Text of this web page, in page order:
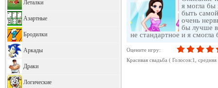
Леталки
Азартные
Бродилки
Аркады
Драки
Логические
я могла бы
быть
очень
бы лучше
не стандартное и я
Оцените игру:
Красивая свадьба ( Голосов:1 ,